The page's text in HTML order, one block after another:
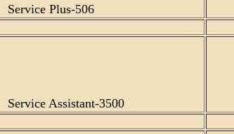
Service Plus-506
Service Assistant-3500